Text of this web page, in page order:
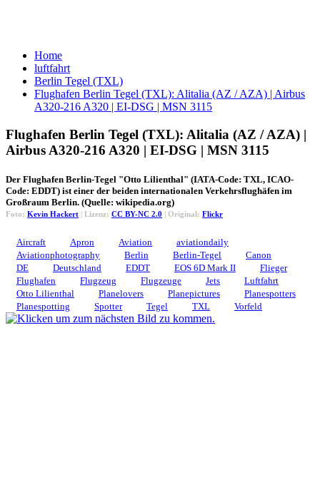
Home
luftfahrt
Berlin Tegel (TXL)
Flughafen Berlin Tegel (TXL): Alitalia (AZ / AZA) | Airbus
A320-216 A320 | EI-DSG | MSN 3115
Flughafen Berlin Tegel (TXL): Alitalia (AZ / AZA) |
Airbus A320-216 A320 | EI-DSG | MSN 3115
Der Flughafen Berlin-Tegel "Otto Lilienthal" (IATA-Code: TXL, ICAO-
Code: EDDT) ist einer der beiden internationalen Verkehrsflughäfen im
Großraum Berlin. (Quelle: wikipedia.org)
Foto: Kevin Hackert | Lizenz: CC BY-NC 2.0 | Original: Flickr
Aircraft Apron Aviation
aviationdaily
Aviationphotography
Berlin Berlin-Tegel
Canon
DE
Deutschland EDDT EOS 6D Mark II
Flieger
Flughafen
Flugzeug Flugzeuge Jets
Luftfahrt
Otto Lilienthal
Planelovers Planepictures
Planespotters
Planespotting
Spotter Tegel TXL Vorfeld